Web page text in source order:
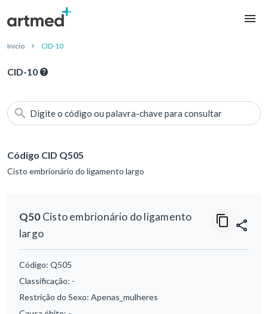
Início CID-10
CID-10
Digite o código ou palavra-chave para consultar
Código CID Q505
Cisto embrionário do ligamento largo
Q50Cisto embrionário do ligamento
largo
Código: Q505
Classificação: -
Restrição do Sexo: Apenas_mulheres